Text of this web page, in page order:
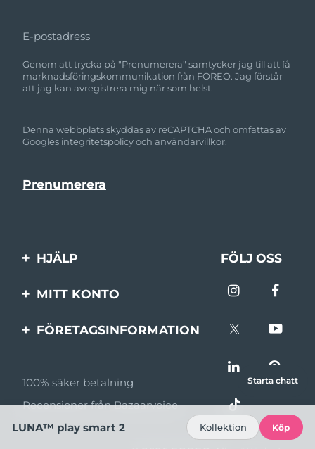
E-postadress
Genom att trycka på "Prenumerera" samtycker jag till att få
marknadsföringskommunikation från FOREO. Jag förstår
att jag kan avregistrera mig när som helst.
Denna webbplats skyddas av reCAPTCHA och omfattas av
Googles integritetspolicyochanvändarvillkor.
HJÄLP
Kontakta oss
FÖLJ OSS
MITT KONTO
Produktregistrering
FÖRETAGSINFORMATION
Affiliateprogram
100% säker betalning
Recensioner från Bazaarvoice
Starta chatt
LUNA™ play smart 2 Kollektion Köp